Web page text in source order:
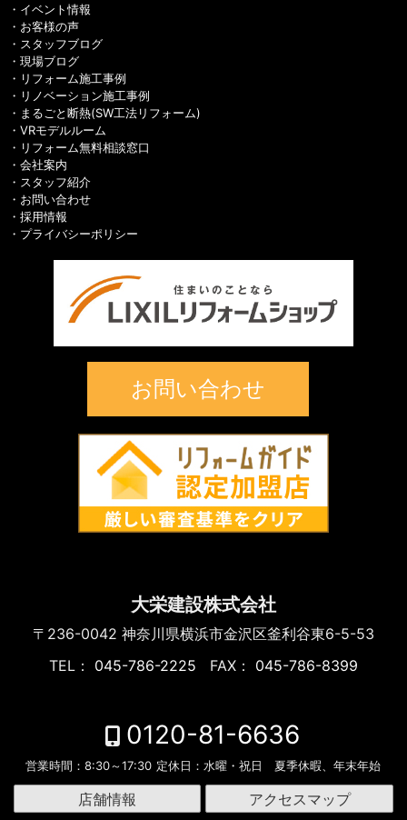
イベント情報
お客様の声
スタッフブログ
現場ブログ
リフォーム施工事例
リノベーション施工事例
まるごと断熱(SW工法リフォーム)
VRモデルルーム
リフォーム無料相談窓口
会社案内
スタッフ紹介
お問い合わせ
採用情報
プライバシーポリシー
お問い合わせ
大栄建設株式会社
〒236-0042 神奈川県横浜市金沢区釜利谷東6-5-53
TEL：
045-786-2225 FAX： 045-786-8399
0120-81-6636
営業時間：8:30～17:30 定休日：水曜・祝日 夏季休暇、年末年始
店舗情報 アクセスマップ